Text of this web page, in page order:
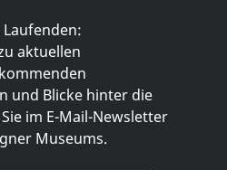
aktuellen
und Blicke hinter die
im E-Mail-Newsletter
Museums.